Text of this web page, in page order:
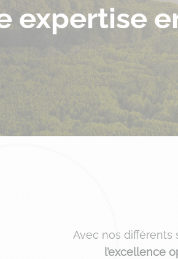
expertise
Avec nos différents
l’excellence